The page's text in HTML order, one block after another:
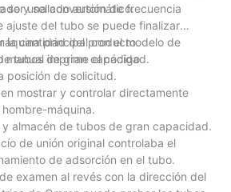
y sellado automático.
ser una conversión de frecuencia
ajuste del tubo se puede finalizar
principal con el modelo de
tubos de gran capacidad.
la cantidad del producto.
manual imprime el código
posición de solicitud.
mostrar y controlar directamente
máquina.
almacén de tubos de gran capacidad.
de unión original controlaba el
de adsorción en el tubo.
examen al revés con la dirección del